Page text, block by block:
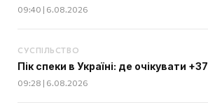
09:40 | 6.08.2026
СУСПІЛЬСТВО
Пік спеки в Україні: де очікувати +37
09:28 | 6.08.2026